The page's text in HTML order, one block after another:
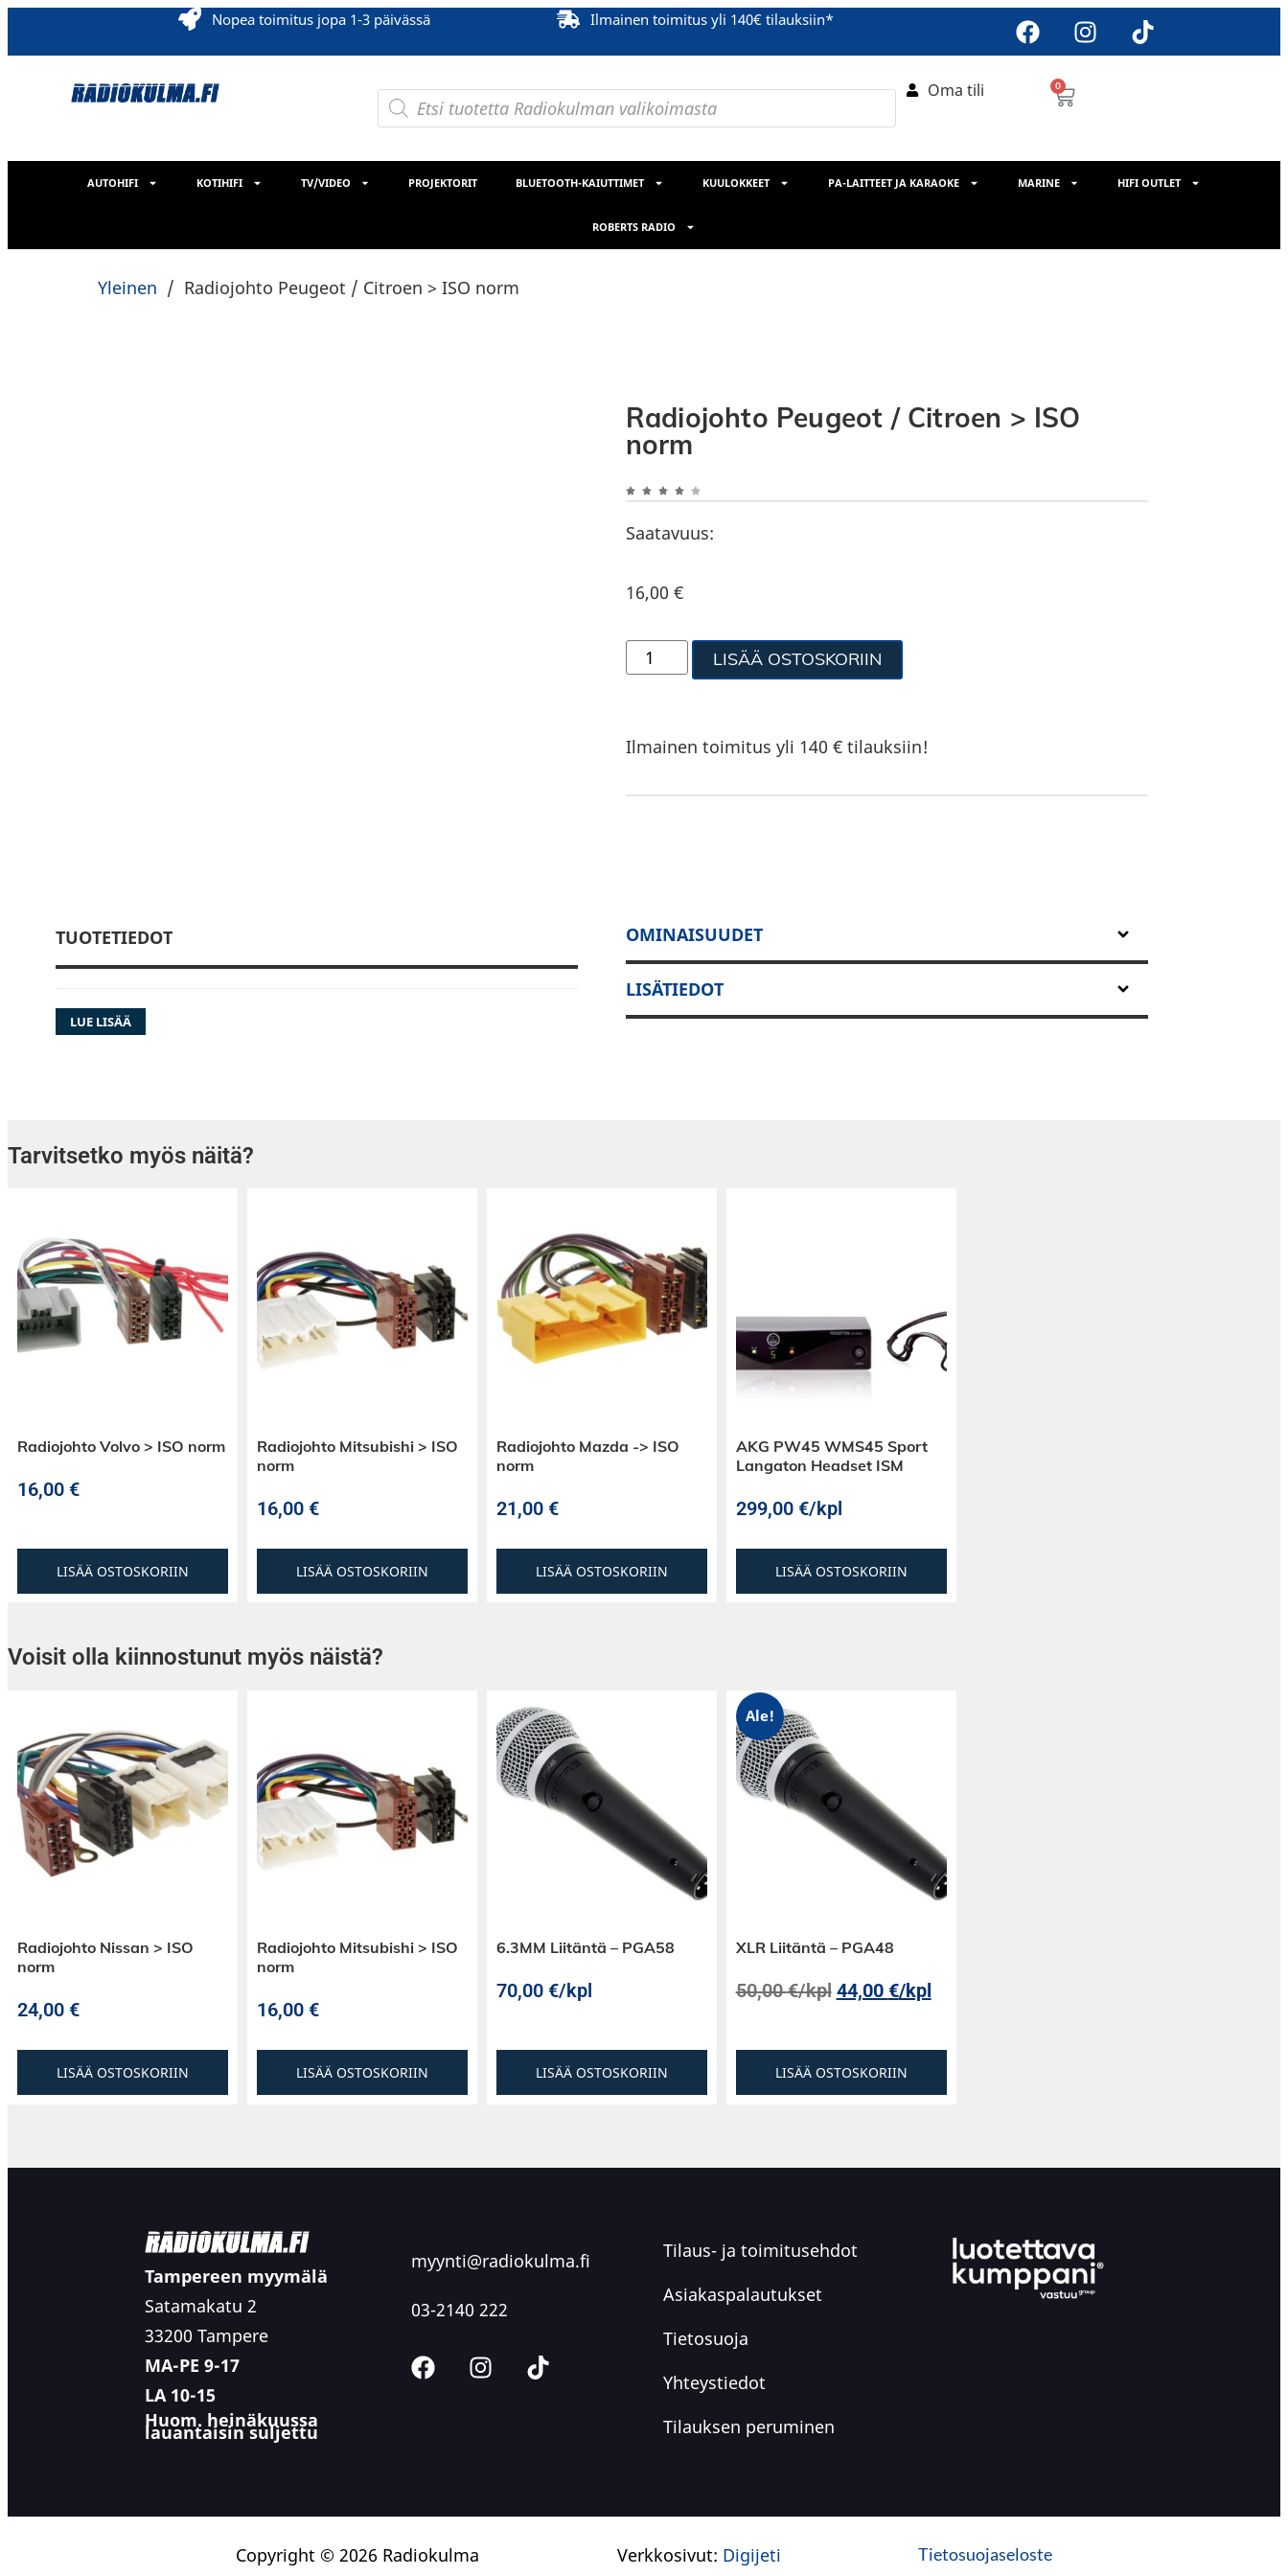
Nopea toimitus jopa 1-3 päivässä Ilmainen toimitus yli 140€ tilauksiin*
Oma tili 0
AUTOHIFI KOTIHIFI TV/VIDEO PROJEKTORIT BLUETOOTH-KAIUTTIMET KUULOKKEET PA-LAITTEET JA KARAOKE MARINE HIFI OUTLET
ROBERTS RADIO
Yleinen / Radiojohto Peugeot / Citroen > ISO norm
Radiojohto Peugeot / Citroen > ISO
norm
Saatavuus:
16,00 €
LISÄÄ OSTOSKORIIN
Ilmainen toimitus yli 140 € tilauksiin!
TUOTETIEDOT
LUE LISÄÄ
OMINAISUUDET
LISÄTIEDOT
Tarvitsetko myös näitä?
Radiojohto Volvo > ISO norm
16,00 €
LISÄÄ OSTOSKORIIN
Radiojohto Mitsubishi > ISO
norm
16,00 €
LISÄÄ OSTOSKORIIN
Radiojohto Mazda -> ISO
norm
21,00 €
LISÄÄ OSTOSKORIIN
AKG PW45 WMS45 Sport
Langaton Headset ISM
299,00 €/kpl
LISÄÄ OSTOSKORIIN
Voisit olla kiinnostunut myös näistä?
Radiojohto Nissan > ISO
norm
24,00 €
LISÄÄ OSTOSKORIIN
Radiojohto Mitsubishi > ISO
norm
16,00 €
LISÄÄ OSTOSKORIIN
6.3MM Liitäntä – PGA58
70,00 €/kpl
LISÄÄ OSTOSKORIIN
Ale!
XLR Liitäntä – PGA48
50,00€/kpl 44,00 €/kpl
LISÄÄ OSTOSKORIIN
Tampereen myymälä
Satamakatu 2
33200 Tampere
MA-PE 9-17
LA 10-15
Huom. heinäkuussa
lauantaisin suljettu
myynti@radiokulma.fi
03-2140 222
Tilaus- ja toimitusehdot
Asiakaspalautukset
Tietosuoja
Yhteystiedot
Tilauksen peruminen
Copyright © 2026 Radiokulma Verkkosivut: Digijeti Tietosuojaseloste